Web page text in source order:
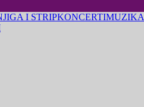
I STRIPKONCERTIMUZIKA